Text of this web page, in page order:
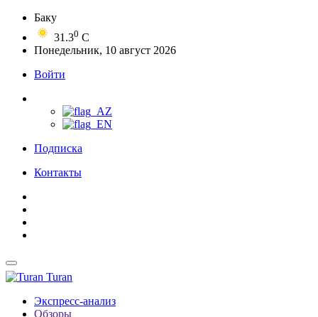
Баку
31.30 C
Понедельник, 10 август 2026
Войти
Подписка
Контакты
Turan
Экспресс-анализ
Обзоры